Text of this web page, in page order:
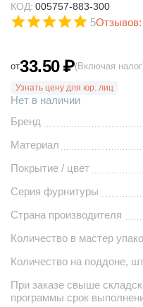
КОД: 005757-883-300
5Отзывов:
от33.50₽(Включая
Узнать цену для юр. лиц
Нет в наличии
Бренд
Материал
Покрытие / цвет
Серия фурнитуры
Страна производителя
Количество в мастер
Количество на поддоне,
При заказе свыше
программы срок